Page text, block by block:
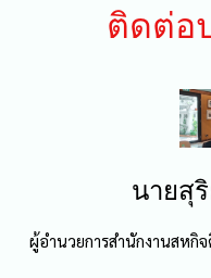
ติดต่อ
นายสุ
ผู้อำนวยการสำนักงานสหกิ